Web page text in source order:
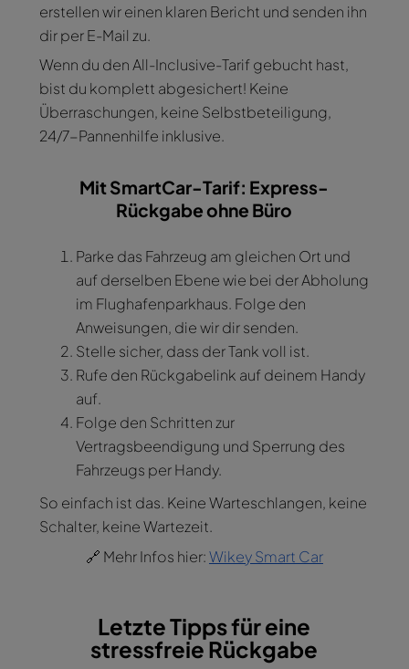
erstellen wir einen klaren Bericht und senden ihn
dir per E-Mail zu.
Wenn du den All-Inclusive-Tarif gebucht hast,
bist du komplett abgesichert! Keine
Überraschungen, keine Selbstbeteiligung,
24/7-Pannenhilfe inklusive.
Mit SmartCar-Tarif: Express-
Rückgabe ohne Büro
Parke das Fahrzeug am gleichen Ort und
auf derselben Ebene wie bei der Abholung
im Flughafenparkhaus. Folge den
Anweisungen, die wir dir senden.
Stelle sicher, dass der Tank voll ist.
Rufe den Rückgabelink auf deinem Handy
auf.
Folge den Schritten zur
Vertragsbeendigung und Sperrung des
Fahrzeugs per Handy.
So einfach ist das. Keine Warteschlangen, keine
Schalter, keine Wartezeit.
🔗 Mehr Infos hier:Wikey Smart Car
Letzte Tipps für eine
stressfreie Rückgabe